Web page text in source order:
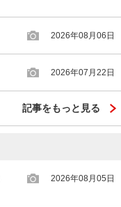
2026年08月06日
2026年07月22日
記事をもっと見る
2026年08月05日